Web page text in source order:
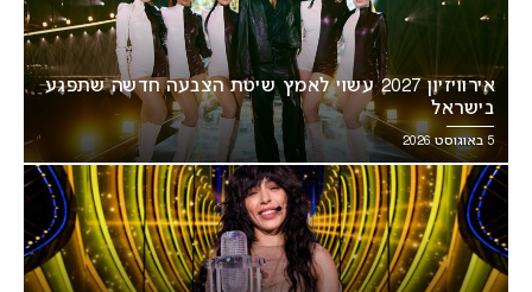
אירוויזיון 2027 עשוי לאמץ שיטת הצבעה חדשה שתפגע
בישראל
5 באוגוסט 2026